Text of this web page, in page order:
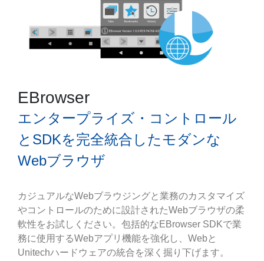
EBrowser
エンタープライズ・コントロール
とSDKを完全統合したモダンな
Webブラウザ
カジュアルなWebブラウジングと業務のカスタマイズ
やコントロールのために設計されたWebブラウザの柔
軟性をお試しください。包括的なEBrowser SDKで業
務に使用するWebアプリ機能を強化し、Webと
Unitechハードウェアの統合を深く掘り下げます。